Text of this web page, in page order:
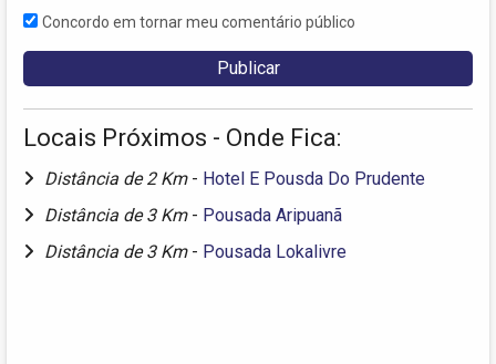
Concordo em tornar meu comentário público
Locais Próximos - Onde Fica:
Distância de 2 Km - Hotel E Pousda Do Prudente
Distância de 3 Km - Pousada Aripuanã
Distância de 3 Km - Pousada Lokalivre